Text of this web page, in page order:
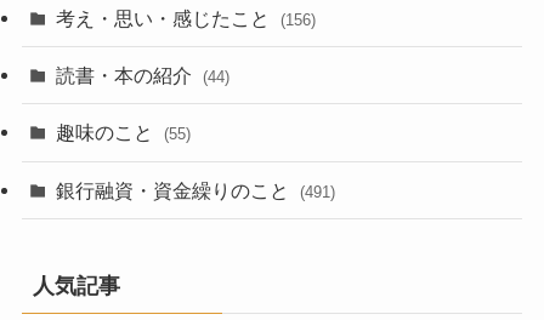
考え・思い・感じたこと (156)
読書・本の紹介 (44)
趣味のこと (55)
銀行融資・資金繰りのこと (491)
人気記事